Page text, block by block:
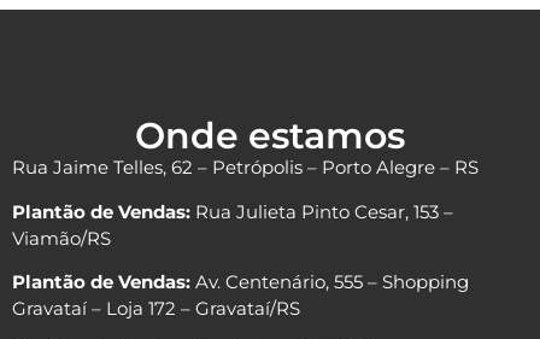
Onde estamos
Rua Jaime Telles, 62 – Petrópolis – Porto Alegre – RS
Plantão de Vendas: Rua Julieta Pinto Cesar, 153 –
Viamão/RS
Plantão de Vendas: Av. Centenário, 555 – Shopping
Gravataí – Loja 172 – Gravataí/RS